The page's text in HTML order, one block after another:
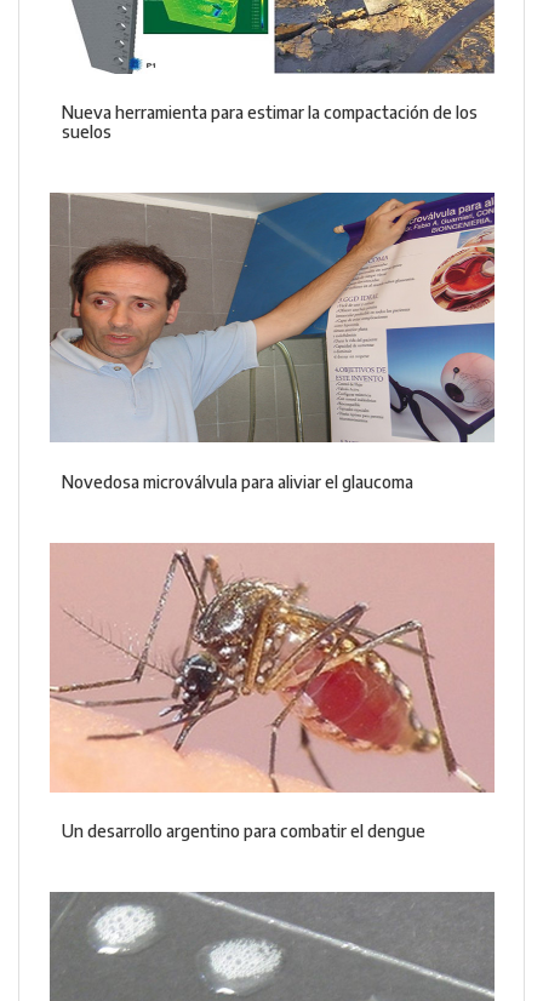
Nueva herramienta para estimar la compactación de los
suelos
Novedosa microválvula para aliviar el glaucoma
Un desarrollo argentino para combatir el dengue